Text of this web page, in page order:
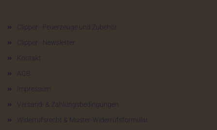
Clipper - Feuerzeuge und Zubehör
Clipper - Newsletter
Kontakt
AGB
Impressum
Versand- & Zahlungsbedingungen
Widerrufsrecht & Muster-Widerrufsformular